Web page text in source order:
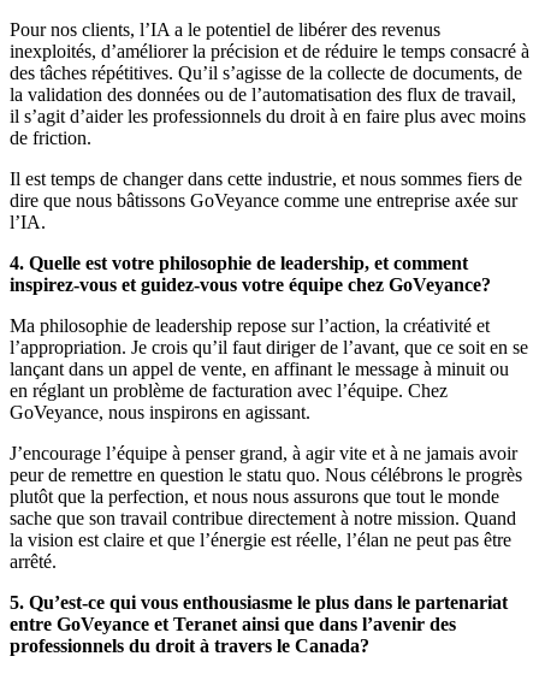
Pour nos clients, l’IA a le potentiel de libérer des revenus
inexploités, d’améliorer la précision et de réduire le temps consacré à
des tâches répétitives. Qu’il s’agisse de la collecte de documents, de
la validation des données ou de l’automatisation des flux de travail,
il s’agit d’aider les professionnels du droit à en faire plus avec moins
de friction.
Il est temps de changer dans cette industrie, et nous sommes fiers de
dire que nous bâtissons GoVeyance comme une entreprise axée sur
l’IA.
4. Quelle est votre philosophie de leadership, et comment
inspirez-vous et guidez-vous votre équipe chez GoVeyance?
Ma philosophie de leadership repose sur l’action, la créativité et
l’appropriation. Je crois qu’il faut diriger de l’avant, que ce soit en se
lançant dans un appel de vente, en affinant le message à minuit ou
en réglant un problème de facturation avec l’équipe. Chez
GoVeyance, nous inspirons en agissant.
J’encourage l’équipe à penser grand, à agir vite et à ne jamais avoir
peur de remettre en question le statu quo. Nous célébrons le progrès
plutôt que la perfection, et nous nous assurons que tout le monde
sache que son travail contribue directement à notre mission. Quand
la vision est claire et que l’énergie est réelle, l’élan ne peut pas être
arrêté.
5. Qu’est-ce qui vous enthousiasme le plus dans le partenariat
entre GoVeyance et Teranet ainsi que dans l’avenir des
professionnels du droit à travers le Canada?